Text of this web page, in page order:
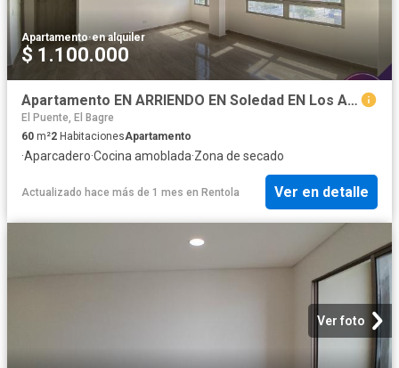
Apartamento·en alquiler
$ 1.100.000
Apartamento EN ARRIENDO EN Soledad EN Los Almendros 170864 $1.100.000
El Puente, El Bagre
60 m²2 HabitacionesApartamento
·Aparcadero·Cocina amoblada·Zona de secado
Actualizado hace más de 1 mes en Rentola Ver en detalle
Ver foto